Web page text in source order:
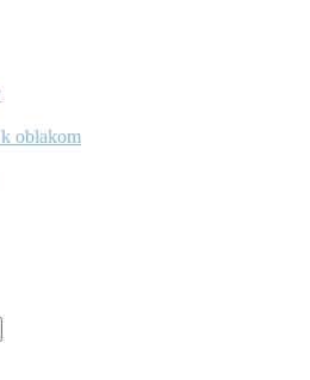
oblakom